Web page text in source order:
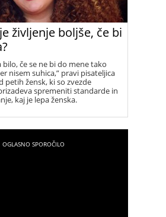
življenje boljše, če bi
bilo, če se ne bi do mene tako
nisem suhica,” pravi pisateljica
petih žensk, ki so zvezde
spremeniti standarde in
kaj je lepa ženska.